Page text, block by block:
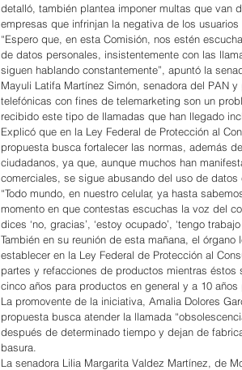
detalló, también plantea imponer multas que van
empresas que infrinjan la negativa de los usuarios
“Espero que, en esta Comisión, nos estén
de datos personales, insistentemente con las
siguen hablando constantemente”, apuntó la
Mayuli Latifa Martínez Simón, senadora del PAN
telefónicas con fines de telemarketing son un
recibido este tipo de llamadas que han llegado
Explicó que en la Ley Federal de Protección al
propuesta busca fortalecer las normas, además
ciudadanos, ya que, aunque muchos han
comerciales, se sigue abusando del uso de datos
“Todo mundo, en nuestro celular, ya hasta
momento en que contestas escuchas la voz del
dices ‘no, gracias’, ‘estoy ocupado’, ‘tengo
También en su reunión de esta mañana, el
establecer en la Ley Federal de Protección al
partes y refacciones de productos mientras
cinco años para productos en general y a 10 años
La promovente de la iniciativa, Amalia Dolores
propuesta busca atender la llamada
después de determinado tiempo y dejan de
basura.
La senadora Lilia Margarita Valdez Martínez, de